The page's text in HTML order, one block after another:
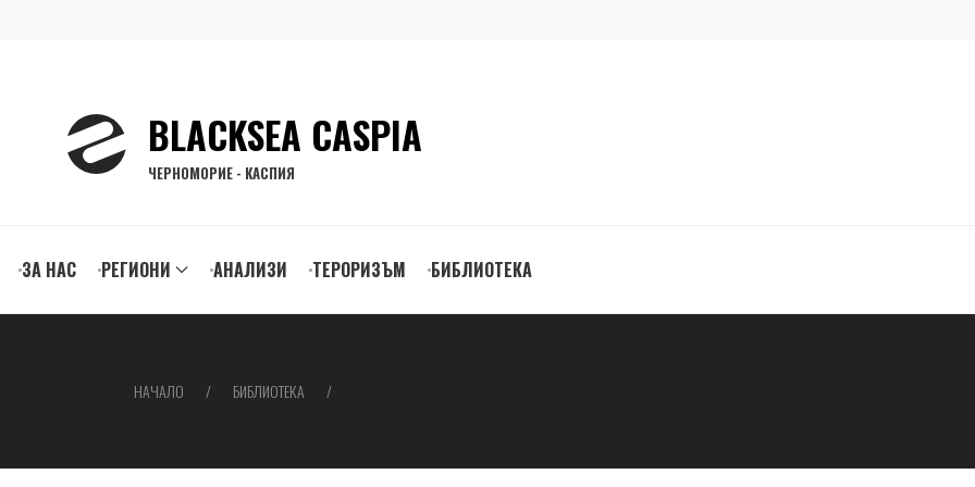
BLACKSEA CASPIA
ЧЕРНОМОРИЕ - КАСПИЯ
ЗА НАС РЕГИОНИ АНАЛИЗИ ТЕРОРИЗЪМ БИБЛИОТЕКА
НАЧАЛО БИБЛИОТЕКА